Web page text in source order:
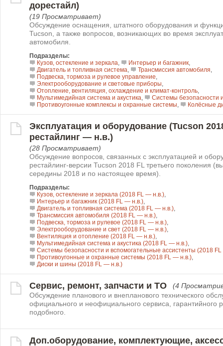
дорестайл)
(19 Просматривает)
Обсуждение оснащения, штатного оборудования и
Tucson, а также вопросов, возникающих во время
автомобиля.
Подразделы:
Кузов, остекление и зеркала, Интерьер и багажник,
Двигатель и топливная система, Трансмиссия автомобиля,
Подвеска, тормоза и рулевое управление,
Электрооборудование и световые приборы,
Отопление, вентиляция, охлаждение и климат-контроль,
Мультимедийная система и акустика,
Системы безопасности
Противоугонные комплексы и охранные системы, Колёсные
Эксплуатация и оборудование (Tucson
рестайлинг — н.в.)
(28 Просматривает)
Обсуждение вопросов, связанных с эксплуатацией и
рестайлинг-версии Tucson 2018 FL третьего поколения
середины 2018 и по настоящее время).
Подразделы:
Кузов, остекление и зеркала (2018 FL — н.в.),
Интерьер и багажник (2018 FL — н.в.),
Двигатель и топливная система (2018 FL — н.в.),
Трансмиссия автомобиля (2018 FL — н.в.),
Подвеска, тормоза и рулевое (2018 FL — н.в.),
Электрооборудование и свет (2018 FL — н.в.),
Вентиляция и отопление (2018 FL — н.в.),
Мультимедийная система и акустика (2018 FL — н.в.),
Системы безопасности и вспомогательные ассистенты (2018
Противоугонные и охранные системы (2018 FL — н.в.),
Диски и шины (2018 FL — н.в.)
Сервис, ремонт, запчасти и ТО
(4
Обсуждение планового и внепланового технического
официального и неофициального сервиса, гарантийного
подобного.
Доп.оборудование, комплектующие,